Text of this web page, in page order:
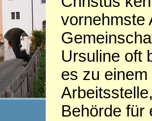
vornehmste
Ursuline oft
es zu
Behörde für